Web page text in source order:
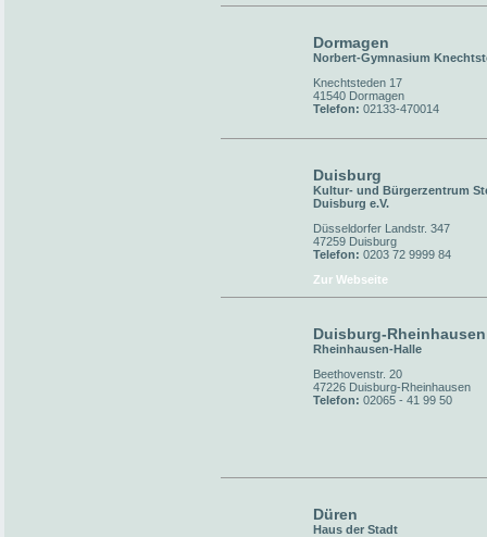
Dormagen
Norbert-Gymnasium
Knechtsteden 17
41540 Dormagen
Telefon: 02133-470014
Duisburg
Kultur- und Bürgerzentrum
Duisburg e.V.
Düsseldorfer Landstr. 347
47259 Duisburg
Telefon: 0203 72 9999 84
Zur Webseite
Duisburg-Rheinhausen
Rheinhausen-Halle
Beethovenstr. 20
47226 Duisburg-Rheinhausen
Telefon: 02065 - 41 99 50
Düren
Haus der Stadt